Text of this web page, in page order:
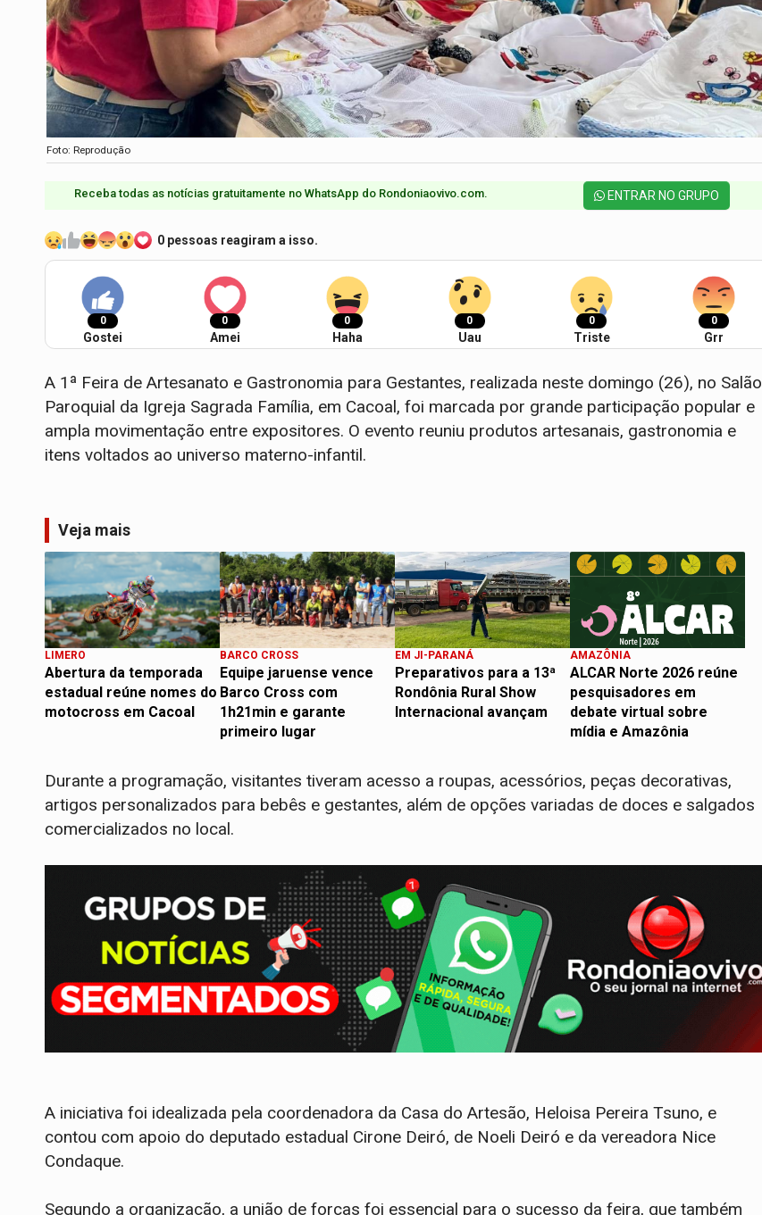
Foto: Reprodução
Receba todas as notícias gratuitamente no WhatsApp do Rondoniaovivo.com.​ ENTRAR NO GRUPO
0 pessoas reagiram a isso.
0
Gostei
0
Amei
0
Haha
0
Uau
0
Triste
0
Grr
A 1ª Feira de Artesanato e Gastronomia para Gestantes, realizada neste domingo (26), no Salão
Paroquial da Igreja Sagrada Família, em Cacoal, foi marcada por grande participação popular e
ampla movimentação entre expositores. O evento reuniu produtos artesanais, gastronomia e
itens voltados ao universo materno-infantil.
Veja mais
LIMERO
Abertura da temporada
estadual reúne nomes do
motocross em Cacoal
BARCO CROSS
Equipe jaruense vence
Barco Cross com
1h21min e garante
primeiro lugar
EM JI-PARANÁ
Preparativos para a 13ª
Rondônia Rural Show
Internacional avançam
AMAZÔNIA
ALCAR Norte 2026 reúne
pesquisadores em
debate virtual sobre
mídia e Amazônia
Durante a programação, visitantes tiveram acesso a roupas, acessórios, peças decorativas,
artigos personalizados para bebês e gestantes, além de opções variadas de doces e salgados
comercializados no local.
A iniciativa foi idealizada pela coordenadora da Casa do Artesão, Heloisa Pereira Tsuno, e
contou com apoio do deputado estadual Cirone Deiró, de Noeli Deiró e da vereadora Nice
Condaque.
Segundo a organização, a união de forças foi essencial para o sucesso da feira, que também